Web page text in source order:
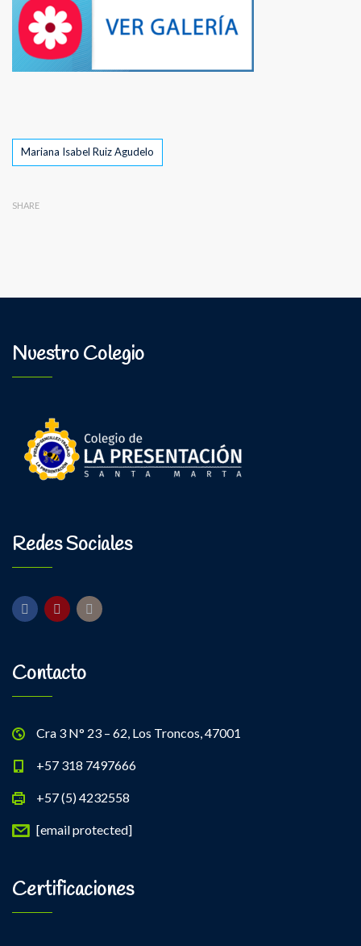
Tags
Mariana Isabel Ruiz Agudelo
SHARE
Nuestro Colegio
Redes Sociales
Contacto
Cra 3 N° 23 – 62, Los Troncos, 47001
+57 318 7497666
+57 (5) 4232558
[email protected]
Certificaciones